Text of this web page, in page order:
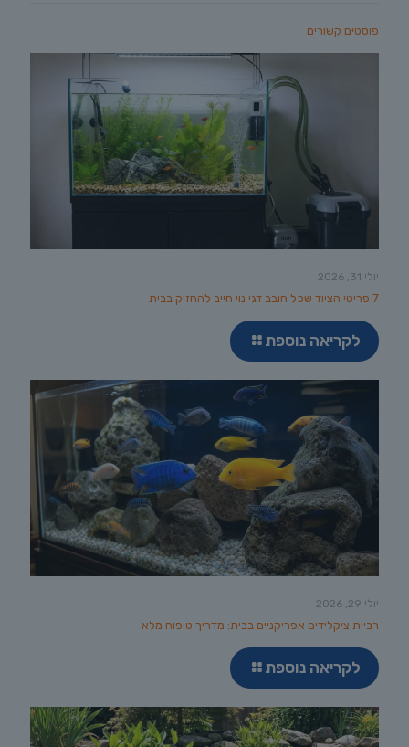
פוסטים קשורים
יולי 31, 2026
7 פריטי הציוד שכל חובב דגי נוי חייב להחזיק בבית
לקריאה נוספת
יולי 29, 2026
רביית ציקלידים אפריקניים בבית: מדריך טיפוח מלא
לקריאה נוספת